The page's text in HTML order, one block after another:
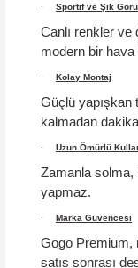
· Sportif ve Şık
Canlı renkler
modern bir hava
· Kolay Montaj
Güçlü yapışkan
kalmadan
· Uzun Ömürlü
Zamanla solma,
yapmaz.
· Marka Güvencesi
Gogo Premium,
satış sonrası